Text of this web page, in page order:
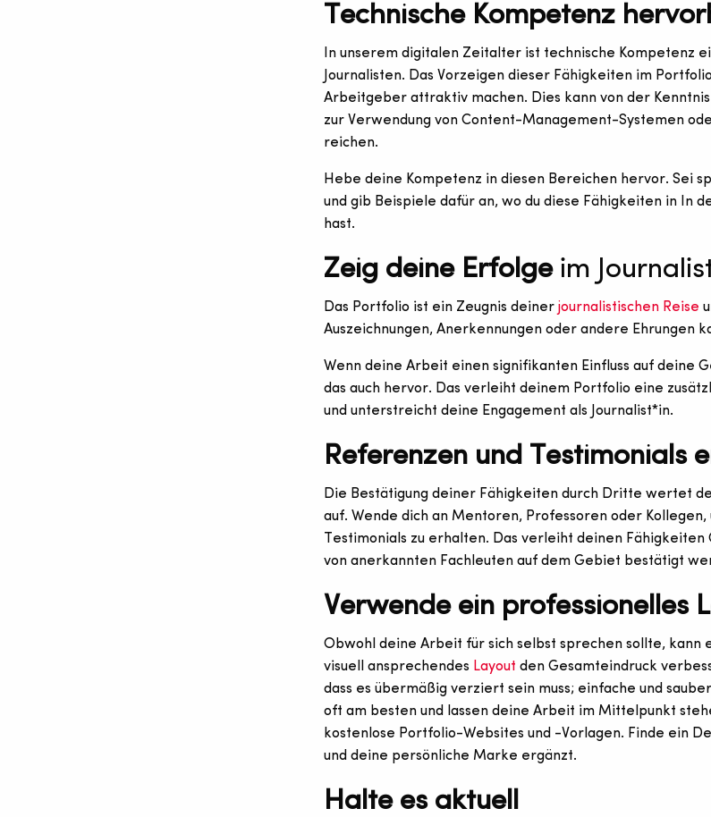
Technische Kompetenz
In unserem digitalen Zeitalter ist technische Kompetenz
Journalisten. Das Vorzeigen dieser Fähigkeiten im
Arbeitgeber attraktiv machen. Dies kann von der
zur Verwendung von Content-Management-Systemen
reichen.
Hebe deine Kompetenz in diesen Bereichen hervor. Sei
und gib Beispiele dafür an, wo du diese Fähigkeiten in In
hast.
Zeig deine Erfolgeim
Das Portfolio ist ein Zeugnis deiner journalistischen Reise
Auszeichnungen, Anerkennungen oder andere Ehrungen
Wenn deine Arbeit einen signifikanten Einfluss auf deine
das auch hervor. Das verleiht deinem Portfolio eine
und unterstreicht deine Engagement als Journalist*in.
Referenzen und Testimonials
Die Bestätigung deiner Fähigkeiten durch Dritte wertet
auf. Wende dich an Mentoren, Professoren oder
Testimonials zu erhalten. Das verleiht deinen Fähigkeiten
von anerkannten Fachleuten auf dem Gebiet bestätigt
Verwende ein professionelles
Obwohl deine Arbeit für sich selbst sprechen sollte, kann
visuell ansprechendes Layout den Gesamteindruck
dass es übermäßig verziert sein muss; einfache und
oft am besten und lassen deine Arbeit im Mittelpunkt
kostenlose Portfolio-Websites und -Vorlagen. Finde ein
und deine persönliche Marke ergänzt.
Halte es aktuell